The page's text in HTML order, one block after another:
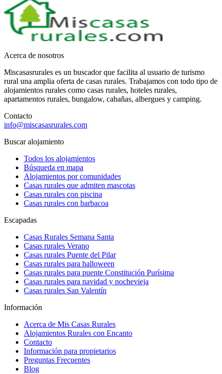
Acerca de nosotros
Miscasasrurales es un buscador que facilita al usuario de turismo
rural una amplia oferta de casas rurales. Trabajamos con todo tipo de
alojamientos rurales como casas rurales, hoteles rurales,
apartamentos rurales, bungalow, cabañas, albergues y camping.
Contacto
info@miscasasrurales.com
Buscar alojamiento
Todos los alojamientos
Búsqueda en mapa
Alojamientos por comunidades
Casas rurales que admiten mascotas
Casas rurales con piscina
Casas rurales con barbacoa
Escapadas
Casas Rurales Semana Santa
Casas rurales Verano
Casas rurales Puente del Pilar
Casas rurales para halloween
Casas rurales para puente Constitución Purísima
Casas rurales para navidad y nochevieja
Casas rurales San Valentín
Información
Acerca de Mis Casas Rurales
Alojamientos Rurales con Encanto
Contacto
Información para propietarios
Preguntas Frecuentes
Blog